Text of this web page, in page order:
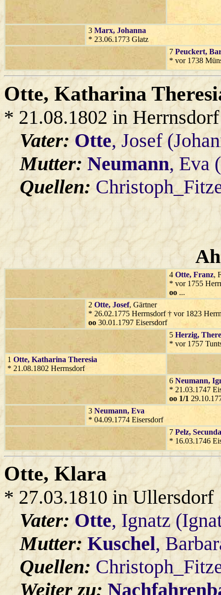
3 Marx, Johanna
* 23.06.1773 Glatz
7 Peuckert,
* vor 1738
Otte, Katharina
* 21.08.1802 in Herrnsdorf
Vater:Otte, Josef
Mutter:Neumann, Eva
Quellen:
4 Otte, Franz,
* vor 1755
oo ...
2 Otte, Josef, Gärtner
* 26.02.1775 Herrnsdorf † vor 1823
oo 30.01.1797 Eisersdorf
5 Herzig,
* vor 1757
1 Otte, Katharina Theresia
* 21.08.1802 Herrnsdorf
6 Neumann,
* 21.03.1747
oo 1/1
3 Neumann, Eva
* 04.09.1774 Eisersdorf
7 Pelz, Secunda
* 16.03.1746
Otte, Klara
* 27.03.1810 in Ullersdorf
Vater:Otte, Ignatz
Mutter:Kuschel,
Quellen:
Weiter zu: